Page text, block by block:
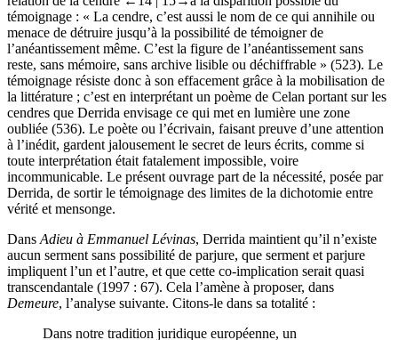
relation de la cendre←14 | 15→à la disparition possible du
témoignage : « La cendre, c’est aussi le nom de ce qui annihile ou
menace de détruire jusqu’à la possibilité de témoigner de
l’anéantissement même. C’est la figure de l’anéantissement sans
reste, sans mémoire, sans archive lisible ou déchiffrable » (523). Le
témoignage résiste donc à son effacement grâce à la mobilisation de
la littérature ; c’est en interprétant un poème de Celan portant sur les
cendres que Derrida envisage ce qui met en lumière une zone
oubliée (536). Le poète ou l’écrivain, faisant preuve d’une attention
à l’inédit, gardent jalousement le secret de leurs écrits, comme si
toute interprétation était fatalement impossible, voire
incommunicable. Le présent ouvrage part de la nécessité, posée par
Derrida, de sortir le témoignage des limites de la dichotomie entre
Dans Adieu à Emmanuel Lévinas , Derrida maintient qu’il n’existe
aucun serment sans possibilité de parjure, que serment et parjure
impliquent l’un et l’autre, et que cette co-implication serait quasi
transcendantale (1997 : 67). Cela l’amène à proposer, dans